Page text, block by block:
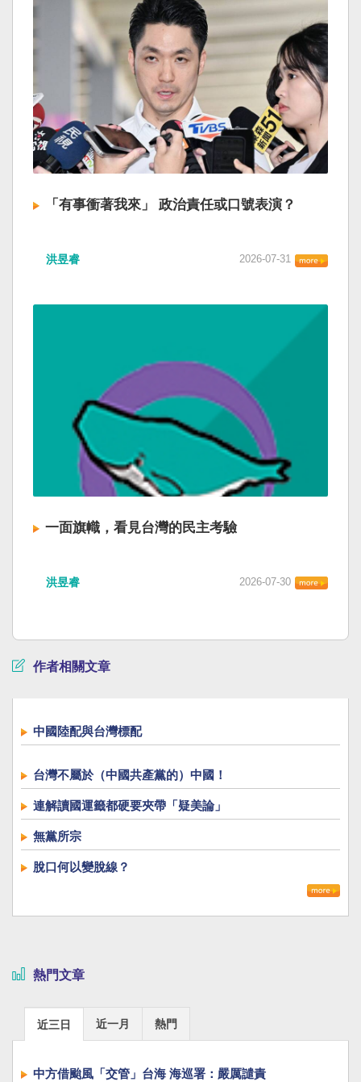
「有事衝著我來」 政治責任或口號表演？
洪昱睿 2026-07-31
一面旗幟，看見台灣的民主考驗
洪昱睿 2026-07-30
作者相關文章
中國陸配與台灣標配
台灣不屬於（中國共產黨的）中國！
連解讀國運籤都硬要夾帶「疑美論」
無黨所宗
脫口何以變脫線？
熱門文章
近三日 近一月 熱門
中方借颱風「交管」台海 海巡署：嚴厲譴責